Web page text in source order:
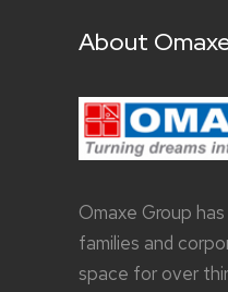
About
Omaxe Group
families and
space for over